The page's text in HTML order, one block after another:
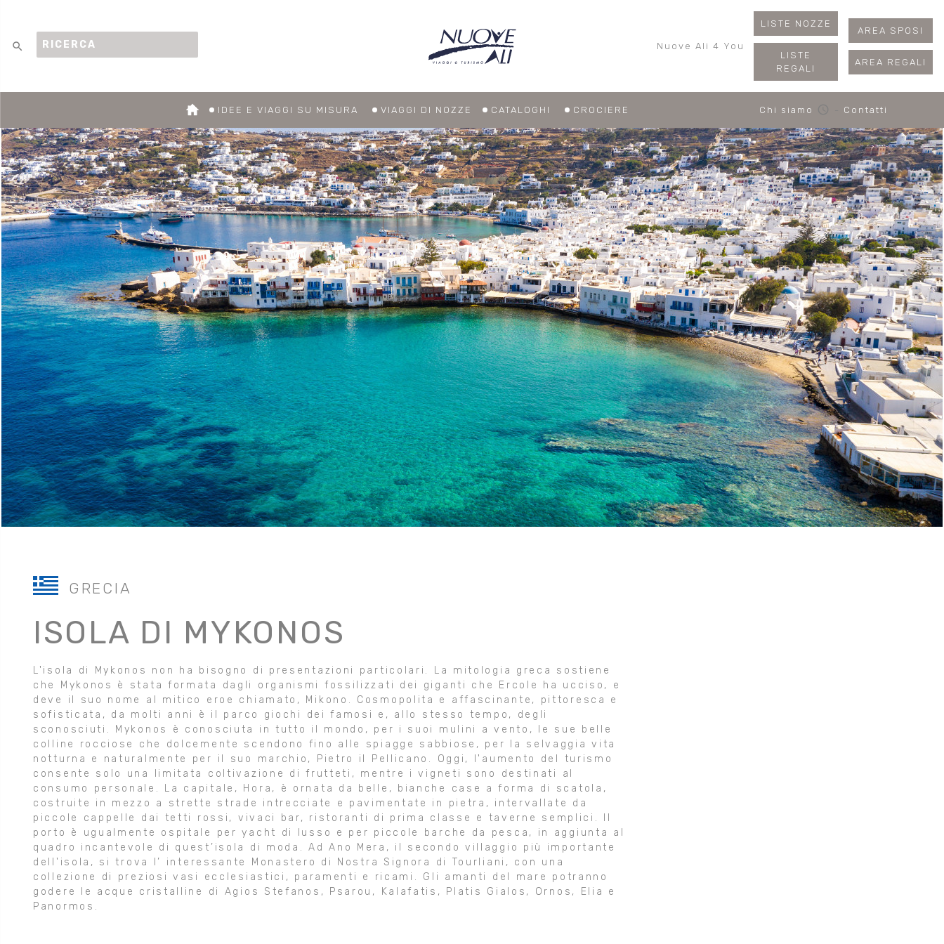
search Nuove Ali 4 You
LISTE NOZZE
LISTE
REGALI
AREA SPOSI
AREA REGALI
Chi siamo Contatti
IDEE E VIAGGI SU MISURA VIAGGI DI NOZZE CATALOGHI CROCIERE
GRECIA
ISOLA DI MYKONOS
L'isola di Mykonos non ha bisogno di presentazioni particolari. La mitologia greca sostiene
che Mykonos è stata formata dagli organismi fossilizzati dei giganti che Ercole ha ucciso, e
deve il suo nome al mitico eroe chiamato, Mikono. Cosmopolita e affascinante, pittoresca e
sofisticata, da molti anni è il parco giochi dei famosi e, allo stesso tempo, degli
sconosciuti. Mykonos è conosciuta in tutto il mondo, per i suoi mulini a vento, le sue belle
colline rocciose che dolcemente scendono fino alle spiagge sabbiose, per la selvaggia vita
notturna e naturalmente per il suo marchio, Pietro il Pellicano. Oggi, l'aumento del turismo
consente solo una limitata coltivazione di frutteti, mentre i vigneti sono destinati al
consumo personale. La capitale, Hora, è ornata da belle, bianche case a forma di scatola,
costruite in mezzo a strette strade intrecciate e pavimentate in pietra, intervallate da
piccole cappelle dai tetti rossi, vivaci bar, ristoranti di prima classe e taverne semplici. Il
porto è ugualmente ospitale per yacht di lusso e per piccole barche da pesca, in aggiunta al
quadro incantevole di quest’isola di moda. Ad Ano Mera, il secondo villaggio più importante
dell'isola, si trova l’ interessante Monastero di Nostra Signora di Tourliani, con una
collezione di preziosi vasi ecclesiastici, paramenti e ricami. Gli amanti del mare potranno
godere le acque cristalline di Agios Stefanos, Psarou, Kalafatis, Platis Gialos, Ornos, Elia e
Panormos.